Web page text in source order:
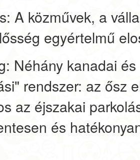
A közművek, a
egyértelmű
Néhány kanadai
rendszer: az ősz
az éjszakai
és